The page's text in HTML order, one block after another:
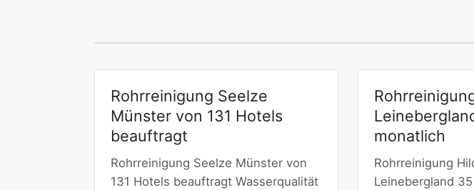
Rohrreinigung Seelze
Münster von 131 Hotels
beauftragt
Rohrreinigung Seelze Münster von
131 Hotels beauftragt Wasserqualität
monatlich
Rohrreinigung
Leinebergland